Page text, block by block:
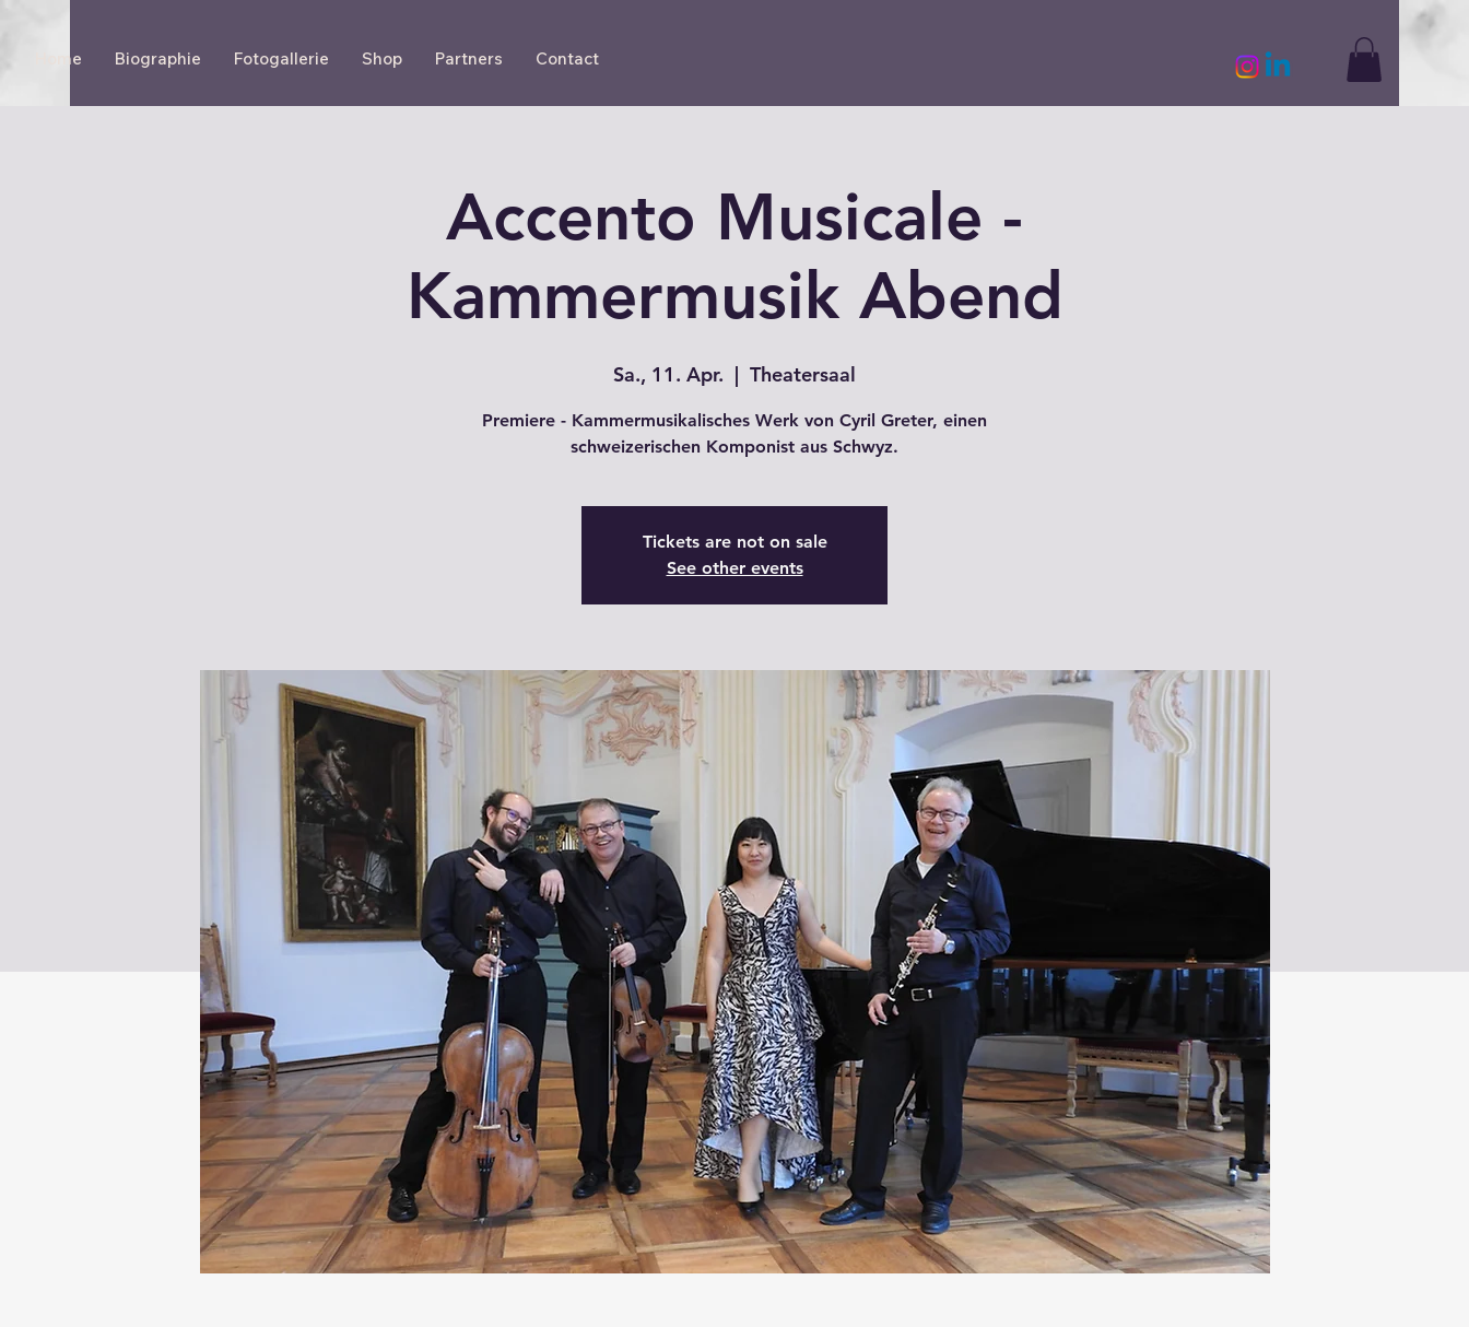
Home Biographie Fotogallerie Shop Partners Contact
Accento Musicale -
Kammermusik Abend
Sa., 11. Apr.
  |
Theatersaal
Premiere - Kammermusikalisches Werk von Cyril Greter, einen
schweizerischen Komponist aus Schwyz.
Tickets are not on sale
See other events